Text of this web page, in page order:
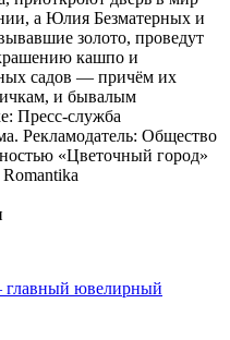
а Юлия Безматерных и
золото, проведут
кашпо и
садов — причём их
и бывалым
Пресс-служба
Рекламодатель: Общество
«Цветочный город»